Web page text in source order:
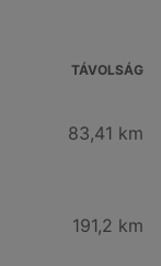
TÁVOLSÁG
83,41 km
191,2 km